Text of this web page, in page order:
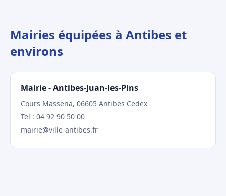
Mairies équipées à Antibes et
environs
Mairie - Antibes-Juan-les-Pins
Cours Massena, 06605 Antibes Cedex
Tel : 04 92 90 50 00
mairie@ville-antibes.fr